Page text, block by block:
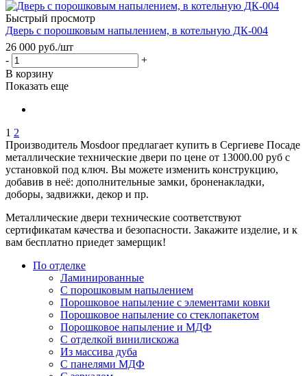
Быстрый просмотр
Дверь с порошковым напылением, в котельную ДК-004
26 000 руб./шт
-
+
В корзину
Показать еще
1 2
Производитель Mosdoor предлагает купить в Сергиеве Посаде
металлические технические двери по цене от 13000.00 руб с
установкой под ключ. Вы можете изменить конструкцию,
добавив в неё: дополнительные замки, броненакладки,
доборы, задвижки, декор и пр.
Металлические двери технические соответствуют
сертификатам качества и безопасности. Закажите изделие, и к
вам бесплатно приедет замерщик!
По отделке
Ламинированные
С порошковым напылением
Порошковое напыление с элементами ковки
Порошковое напыление со стеклопакетом
Порошковое напыление и МДФ
С отделкой винилискожа
Из массива дуба
С панелями МДФ